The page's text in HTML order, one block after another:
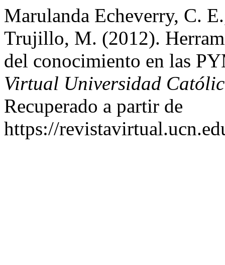
Marulanda Echeverry, C.
Trujillo, M. (2012).
del conocimiento en las
Virtual Universidad
Recuperado a partir de
https://